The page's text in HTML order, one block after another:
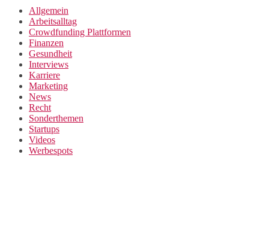
Allgemein
Arbeitsalltag
Crowdfunding Plattformen
Finanzen
Gesundheit
Interviews
Karriere
Marketing
News
Recht
Sonderthemen
Startups
Videos
Werbespots